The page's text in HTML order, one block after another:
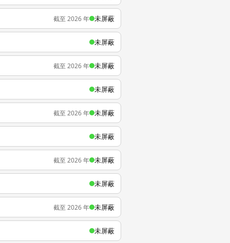
截至 2026 年 未屏蔽
未屏蔽
截至 2026 年 未屏蔽
未屏蔽
截至 2026 年 未屏蔽
未屏蔽
截至 2026 年 未屏蔽
未屏蔽
截至 2026 年 未屏蔽
未屏蔽